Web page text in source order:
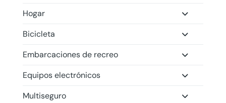
Hogar
Bicicleta
Embarcaciones de recreo
Equipos electrónicos
Multiseguro